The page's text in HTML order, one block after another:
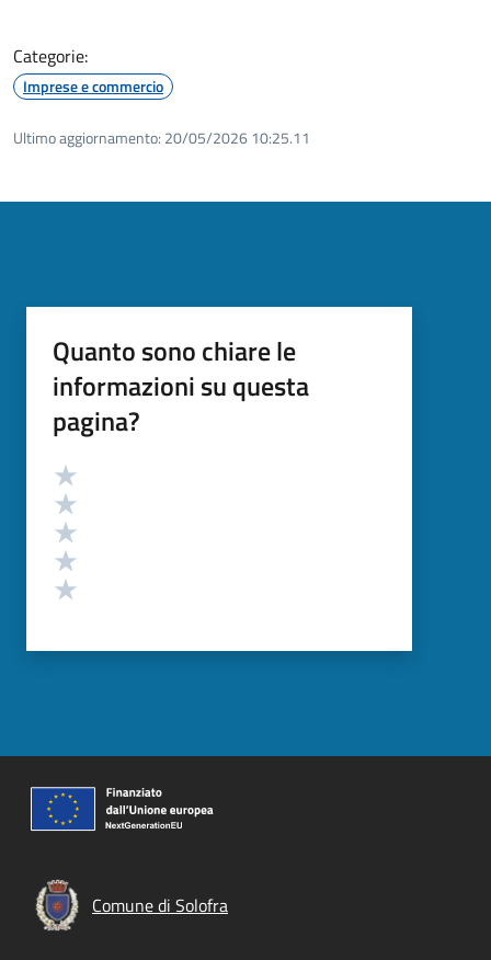
Categorie:
Imprese e commercio
Ultimo aggiornamento: 20/05/2026 10:25.11
Quanto sono chiare le
informazioni su questa
pagina?
Valutazione
Comune di Solofra